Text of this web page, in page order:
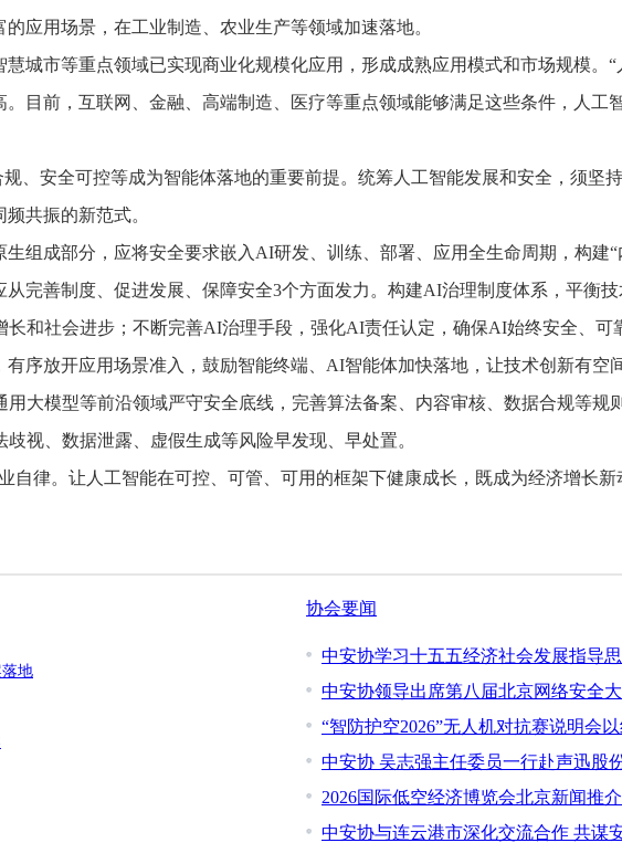
应用场景，在工业制造、农业生产等领域加速落地。
市等重点领域已实现商业化规模化应用，形成成熟应用模式和市场规模。“
目前，互联网、金融、高端制造、医疗等重点领域能够满足这些条件，人工
安全可控等成为智能体落地的重要前提。统筹人工智能发展和安全，须坚
共振的新范式。
成部分，应将安全要求嵌入AI研发、训练、部署、应用全生命周期，构建“
善制度、促进发展、保障安全3个方面发力。构建AI治理制度体系，平衡
和社会进步；不断完善AI治理手段，强化AI责任认定，确保AI始终安全、可
放开应用场景准入，鼓励智能终端、AI智能体加快落地，让技术创新有空
大模型等前沿领域严守安全底线，完善算法备案、内容审核、数据合规等规
视、数据泄露、虚假生成等风险早发现、早处置。
律。让人工智能在可控、可管、可用的框架下健康成长，既成为经济增长新
地
协会要闻
中安协学习十五五经济社会发展指导
中安协领导出席第八届北京网络安全
“智防护空2026”无人机对抗赛说明会
中安协 吴志强主任委员一行赴声迅股
2026国际低空经济博览会北京新闻推
中安协与连云港市深化交流合作 共谋